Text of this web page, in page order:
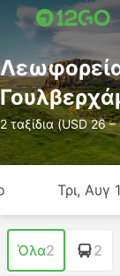
2 ταξίδια (USD 26
Τρι, Αυγ
Όλα2 2